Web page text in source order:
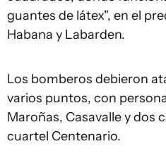
guantes de látex", en el
Habana y Labarden.
Los bomberos debieron
varios puntos, con
Maroñas, Casavalle y dos
cuartel Centenario.